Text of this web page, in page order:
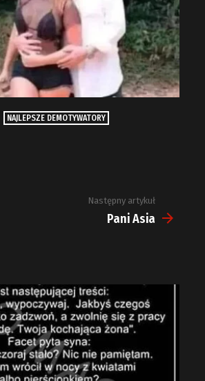
NAJLEPSZE DEMOTYWATORY
Następny artykuł
Pani Asia